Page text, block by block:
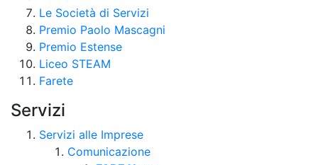
Le Società di Servizi
Premio Paolo Mascagni
Premio Estense
Liceo STEAM
Farete
Servizi
Servizi alle Imprese
Comunicazione